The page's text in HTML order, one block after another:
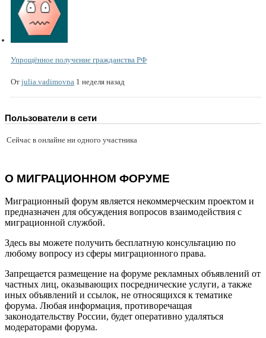
Упрощённое получение гражданства РФ
От julia.vadimovna 1 неделя назад
Пользователи в сети
Сейчас в онлайне ни одного участника
О МИГРАЦИОННОМ ФОРУМЕ
Миграционный форум является некоммерческим проектом и
предназначен для обсуждения вопросов взаимодействия с
миграционной службой.
Здесь вы можете получить бесплатную консультацию по
любому вопросу из сферы миграционного права.
Запрещается размещение на форуме рекламных объявлений от
частных лиц, оказывающих посреднические услуги, а также
иных объявлений и ссылок, не относящихся к тематике
форума. Любая информация, противоречащая
законодательству России, будет оперативно удаляться
модераторами форума.